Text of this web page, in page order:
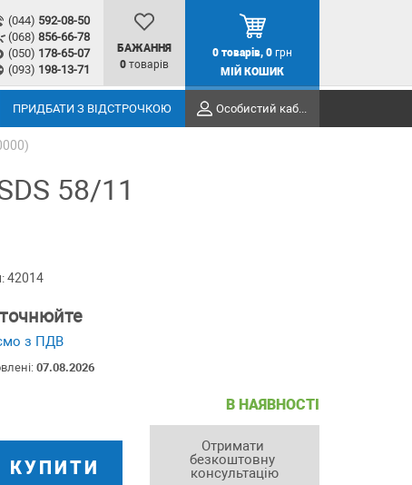
(044) 592-08-50
(068) 856-66-78
(050) 178-65-07
(093) 198-13-71
БАЖАННЯ
0 товарів
0 товарів, 0 грн
МІЙ КОШИК
ПРИДБАТИ З ВІДСТРОЧКОЮ Особистий кабінет
58/11
42014
з ПДВ
07.08.2026
КУПИТИ
В НАЯВНОСТІ
Отримати
безкоштовну
консультацію